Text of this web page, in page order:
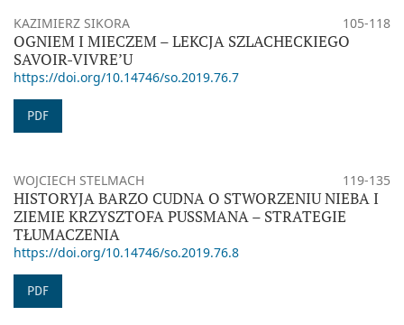
KAZIMIERZ SIKORA 105-118
OGNIEM I MIECZEM – LEKCJA SZLACHECKIEGO
SAVOIR-VIVRE’U
https://doi.org/10.14746/so.2019.76.7
PDF
WOJCIECH STELMACH 119-135
HISTORYJA BARZO CUDNA O STWORZENIU NIEBA I
ZIEMIE KRZYSZTOFA PUSSMANA – STRATEGIE
TŁUMACZENIA
https://doi.org/10.14746/so.2019.76.8
PDF